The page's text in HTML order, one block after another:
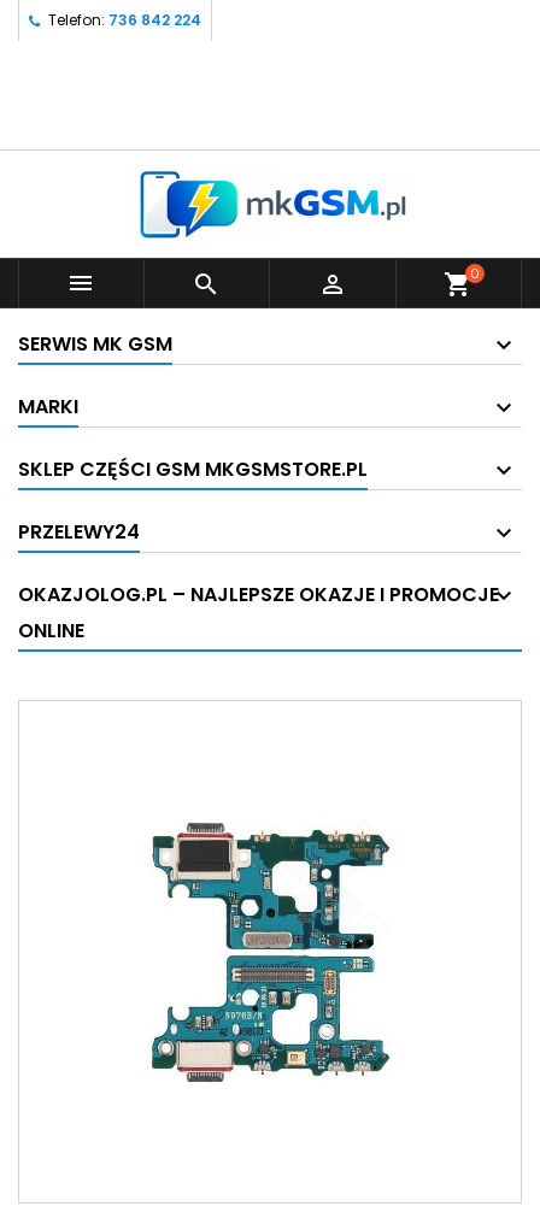
Telefon: 736 842 224
   shopping_cart0
SERWIS MK GSM
MARKI
SKLEP CZĘŚCI GSM MKGSMSTORE.PL
PRZELEWY24
OKAZJOLOG.PL – NAJLEPSZE OKAZJE I PROMOCJE
ONLINE